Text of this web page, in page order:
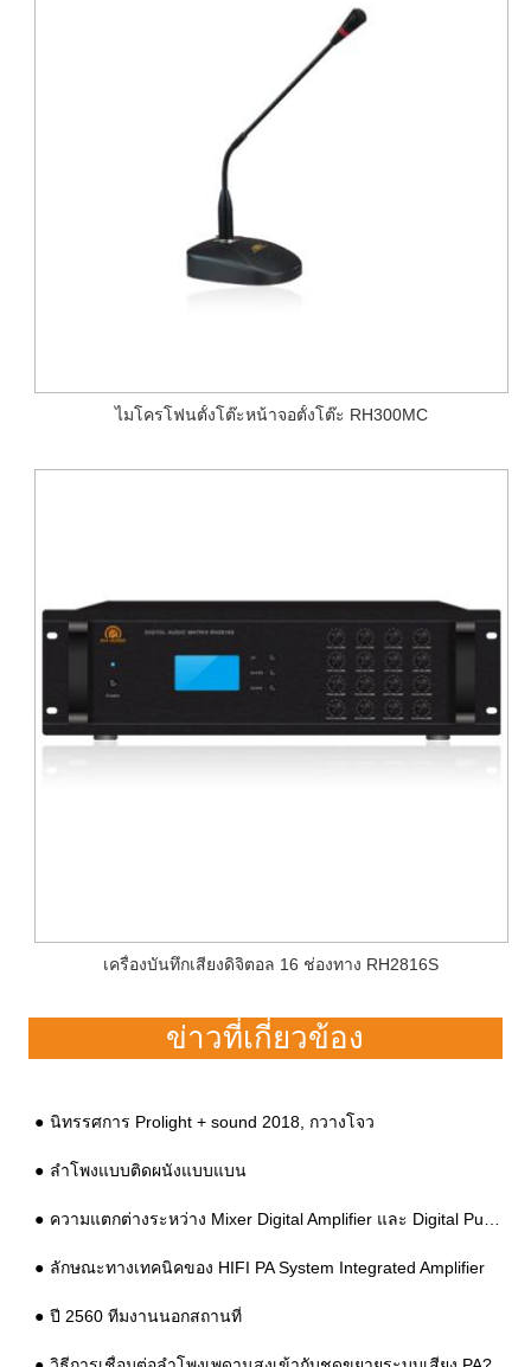
ไมโครโฟนตั้งโต๊ะหน้าจอตั้งโต๊ะ RH300MC
เครื่องบันทึกเสียงดิจิตอล 16 ช่องทาง RH2816S
ข่าวที่เกี่ยวข้อง
นิทรรศการ Prolight + sound 2018, กวางโจว
ลำโพงแบบติดผนังแบบแบน
ความแตกต่างระหว่าง Mixer Digital Amplifier และ Digital Public Address Amplifier
ลักษณะทางเทคนิคของ HIFI PA System Integrated Amplifier
ปี 2560 ทีมงานนอกสถานที่